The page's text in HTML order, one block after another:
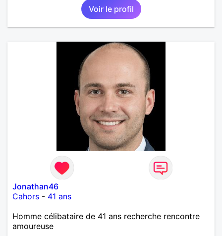
Voir le profil
Jonathan46
Cahors - 41 ans
Homme célibataire de 41 ans recherche rencontre
amoureuse